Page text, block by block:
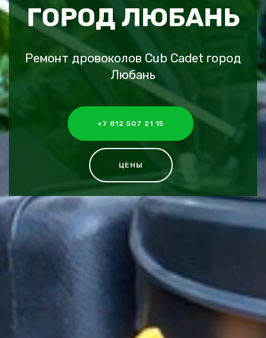
ГОРОД ЛЮБАНЬ
Ремонт дровоколов Cub Cadet город
Любань
+7 812 507 21 15
ЦЕНЫ